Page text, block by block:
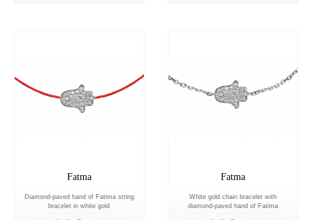
Fatma
Diamond-paved hand of Fatima string
bracelet in white gold
Fatma
White gold chain bracelet with
diamond-paved hand of Fatima